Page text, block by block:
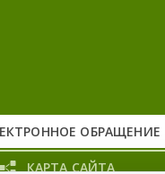
ОБРАЩЕНИЕ
КАРТА САЙТА